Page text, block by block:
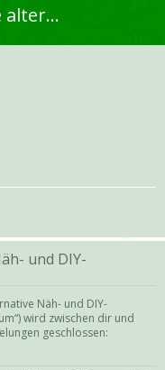
Nähkromanten - Die alternative Näh- und DIY-Community
und DIY-
Näh- und DIY-
wird zwischen dir und
geschlossen: